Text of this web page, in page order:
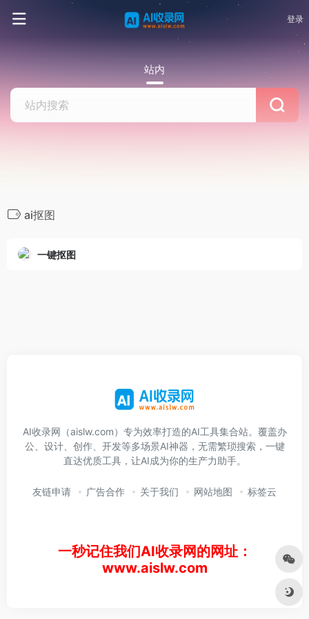
登录
站内
ai抠图
一键抠图
AI收录网（aislw.com）专为效率打造的AI工具集合站。覆盖办
公、设计、创作、开发等多场景AI神器，无需繁琐搜索，一键
直达优质工具，让AI成为你的生产力助手。
友链申请 广告合作 关于我们 网站地图 标签云
一秒记住我们AI收录网的网址：
www.aislw.com